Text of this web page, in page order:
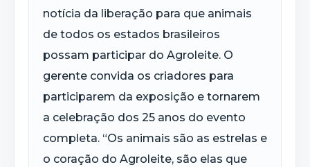
notícia da liberação para que animais
de todos os estados brasileiros
possam participar do Agroleite. O
gerente convida os criadores para
participarem da exposição e tornarem
a celebração dos 25 anos do evento
completa. “Os animais são as estrelas e
o coração do Agroleite, são elas que